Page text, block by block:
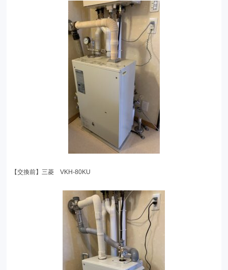
【交換前】三菱 VKH-80KU